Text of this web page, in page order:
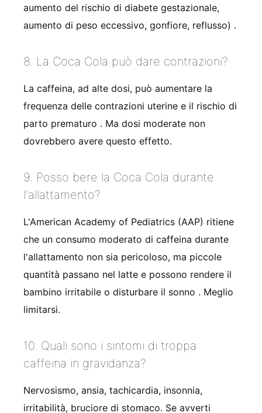
aumento del rischio di diabete gestazionale,
aumento di peso eccessivo, gonfiore, reflusso) .
8. La Coca Cola può dare contrazioni?
La caffeina, ad alte dosi, può aumentare la
frequenza delle contrazioni uterine e il rischio di
parto prematuro . Ma dosi moderate non
dovrebbero avere questo effetto.
9. Posso bere la Coca Cola durante
l'allattamento?
L'American Academy of Pediatrics (AAP) ritiene
che un consumo moderato di caffeina durante
l'allattamento non sia pericoloso, ma piccole
quantità passano nel latte e possono rendere il
bambino irritabile o disturbare il sonno . Meglio
limitarsi.
10. Quali sono i sintomi di troppa
caffeina in gravidanza?
Nervosismo, ansia, tachicardia, insonnia,
irritabilità, bruciore di stomaco. Se avverti